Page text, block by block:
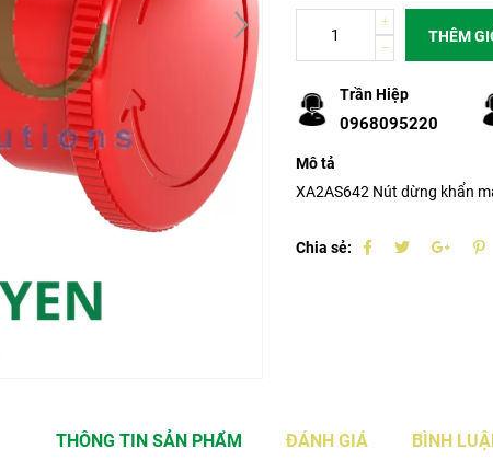
THÊM
Trần Hiệp
0968095220
Mô tả
XA2AS642 Nút dừng khẩn
Chia sẻ:
THÔNG TIN SẢN PHẨM ĐÁNH GIÁ BÌNH